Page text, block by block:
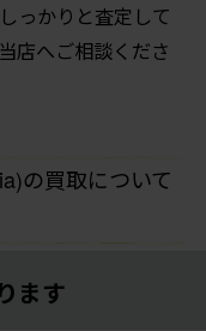
っかりと査定して
店へご相談くださ
の買取について
ます